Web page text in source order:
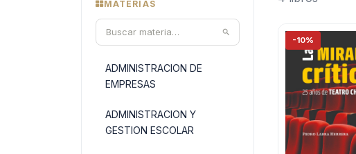
MATERIAS
ADMINISTRACION DE
EMPRESAS
ADMINISTRACION Y
GESTION ESCOLAR
-10%